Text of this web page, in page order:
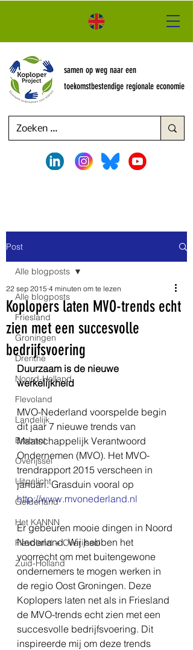
samen op weg naar een
toekomstbestendige regionale economie
Post
Alle blogposts
Friesland
Groningen
Drenthe
Noord-Holland
Flevoland
Landelijk
Brabant
Overijssel
Uitgelicht
Gelderland
Het KANNN
Flevoland + Overijssel
Zuid-Holland
Alle blogposts
Koplopers laten MVO-trends echt
zien met een succesvolle
bedrijfsvoering
22 sep 2015 4 minuten om te lezen
Duurzaam is de nieuwe
werkelijkheid
MVO-Nederland voorspelde begin
dit jaar 7 nieuwe trends van
Maatschappelijk Verantwoord
Ondernemen (MVO). Het MVO-
trendrapport 2015 verscheen in
januari. Grasduin vooral op
http://www.mvonederland.nl
Er gebeuren mooie dingen in Noord
Nederland. Wij hebben het
voorrecht om met buitengewone
ondernemers te mogen werken in
de regio Oost Groningen. Deze
Koplopers laten net als in Friesland
de MVO-trends echt zien met een
succesvolle bedrijfsvoering. Dit
inspireerde mij om deze trends